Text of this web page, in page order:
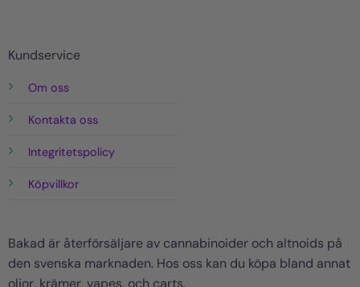
Kundservice
Om oss
Kontakta oss
Integritetspolicy
Köpvillkor
Bakad är återförsäljare av cannabinoider och altnoids på
den svenska marknaden. Hos oss kan du köpa bland annat
oljor, krämer, vapes, och carts.